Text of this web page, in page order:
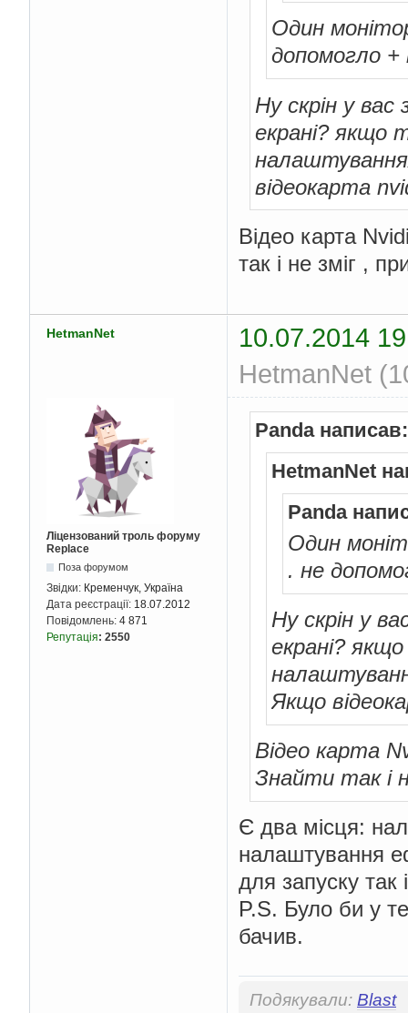
Один
допомогло
Ну скрін у вас
екрані? якщо
відеокарта
Відео карта
так і не зміг ,
HetmanNet
10.07.2014
HetmanNet
Ліцензований троль форуму
Replace
Поза форумом
Звідки: Кременчук, Україна
Дата реєстрації: 18.07.2012
Повідомлень: 4 871
Репутація: 2550
Panda написав:
HetmanNet
Panda
Один
. не
Ну скрін у
екрані?
Якщо
Відео карта
Знайти так і
Є два місця:
налаштування
для запуску
P.S. Було би у
бачив.
Подякували: Blast